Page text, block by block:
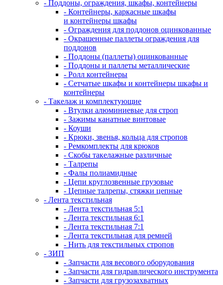
- Поддоны, ограждения, шкафы, контейнеры
- Контейнеры, каркасные шкафы
и контейнеры шкафы
- Ограждения для поддонов оцинкованные
- Окрашенные паллеты ограждения для
поддонов
- Поддоны (паллеты) оцинкованные
- Поддоны и паллеты металлические
- Ролл контейнеры
- Сетчатые шкафы и контейнеры шкафы и
контейнеры
- Такелаж и комплектующие
- Втулки алюминиевые для строп
- Зажимы канатные винтовые
- Коуши
- Крюки, звенья, кольца для стропов
- Ремкомплекты для крюков
- Скобы такелажные различные
- Талрепы
- Фалы полиамидные
- Цепи круглозвенные грузовые
- Цепные талрепы, стяжки цепные
- Лента текстильная
- Лента текстильная 5:1
- Лента текстильная 6:1
- Лента текстильная 7:1
- Лента текстильная для ремней
- Нить для текстильных стропов
- ЗИП
- Запчасти для весового оборудования
- Запчасти для гидравлического инструмента
- Запчасти для грузозахватных